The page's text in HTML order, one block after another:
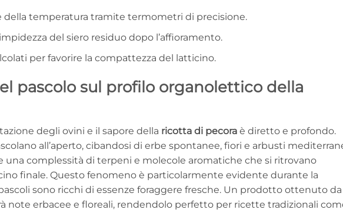
della temperatura tramite termometri di precisione.
del siero residuo dopo l’affioramento.
per favorire la compattezza del latticino.
pascolo sul profilo organolettico della
degli ovini e il sapore della ricotta di pecora è diretto e profondo.
all’aperto, cibandosi di erbe spontanee, fiori e arbusti
una complessità di terpeni e molecole aromatiche che si ritrovano
finale. Questo fenomeno è particolarmente evidente durante la
sono ricchi di essenze foraggere fresche. Un prodotto ottenuto da
note erbacee e floreali, rendendolo perfetto per ricette tradizionali